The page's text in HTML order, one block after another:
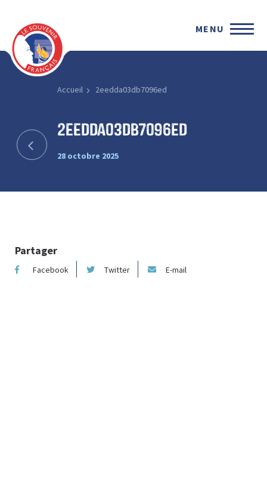
MENU
Accueil 2eedda03db7096ed
2eedda03db7096ed
28 octobre 2025
Partager
Facebook Twitter E-mail